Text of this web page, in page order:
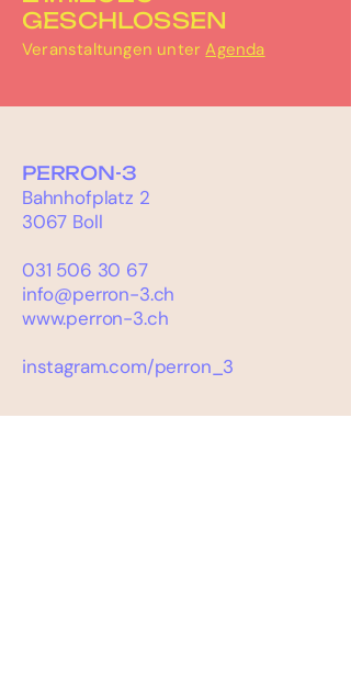
GESCHLOSSEN
Veranstaltungen unterAgenda
PERRON-3
Bahnhofplatz 2
3067 Boll
031 506 30 67
info@perron-3.ch
www.perron-3.ch
instagram.com/perron_3